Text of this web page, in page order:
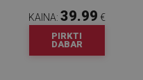
KAINA: 39.99 €
PIRKTI
DABAR